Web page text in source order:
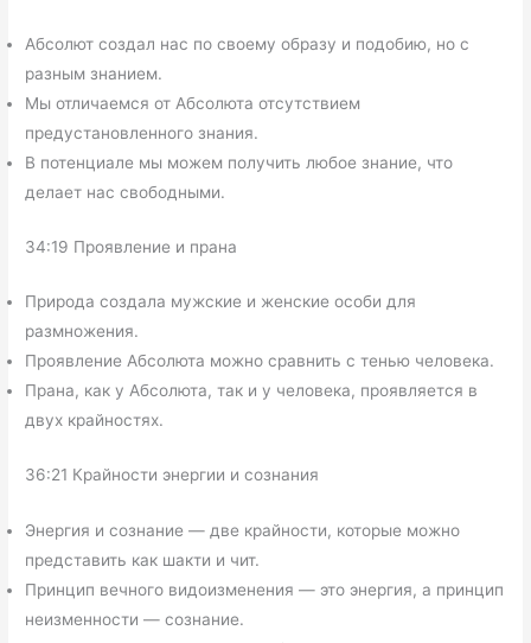
Абсолют создал нас по своему образу и подобию, но с
разным знанием.
Мы отличаемся от Абсолюта отсутствием
предустановленного знания.
В потенциале мы можем получить любое знание, что
делает нас свободными.
34:19 Проявление и прана
Природа создала мужские и женские особи для
размножения.
Проявление Абсолюта можно сравнить с тенью человека.
Прана, как у Абсолюта, так и у человека, проявляется в
двух крайностях.
36:21 Крайности энергии и сознания
Энергия и сознание — две крайности, которые можно
представить как шакти и чит.
Принцип вечного видоизменения — это энергия, а принцип
неизменности — сознание.